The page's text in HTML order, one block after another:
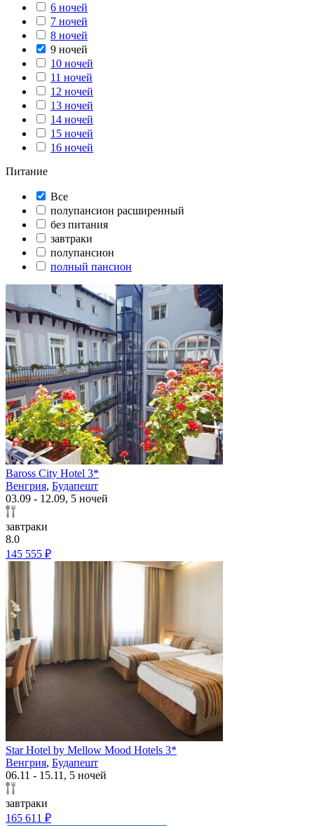
6 ночей
7 ночей
8 ночей
9 ночей
10 ночей
11 ночей
12 ночей
13 ночей
14 ночей
15 ночей
16 ночей
Питание
Все
полупансион расширенный
без питания
завтраки
полупансион
полный пансион
Baross City Hotel 3*
Венгрия, Будапешт
03.09 - 12.09, 5 ночей
завтраки
8.0
145 555 ₽
Star Hotel by Mellow Mood Hotels 3*
Венгрия, Будапешт
06.11 - 15.11, 5 ночей
завтраки
165 611 ₽